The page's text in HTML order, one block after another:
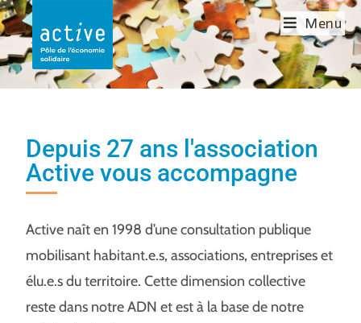
Menu
Depuis 27 ans l'association
Active vous accompagne
Active naît en 1998 d’une consultation publique
mobilisant habitant.e.s, associations, entreprises et
élu.e.s du territoire. Cette dimension collective
reste dans notre ADN et est à la base de notre